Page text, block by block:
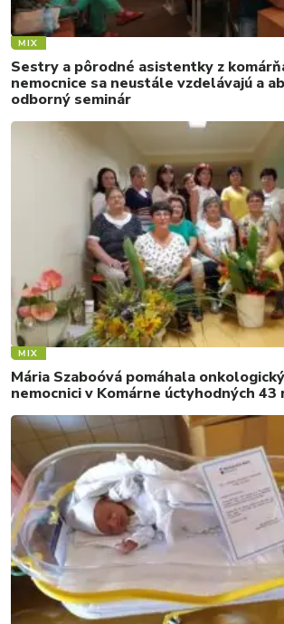
MIX
Sestry a pôrodné asistentky z
nemocnice sa neustále vzdelávajú a
odborný seminár
MIX
Mária Szaboóvá pomáhala
nemocnici v Komárne úctyhodných 43